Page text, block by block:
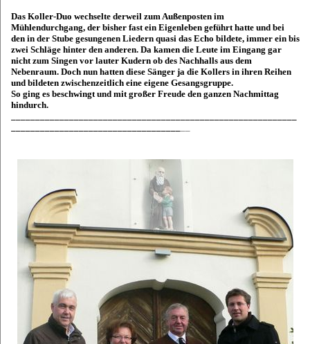
Das Koller-Duo wechselte derweil zum Außenposten im
Mühlendurchgang, der bisher fast ein Eigenleben geführt hatte und bei
den in der Stube gesungenen Liedern quasi das Echo bildete, immer ein bis
zwei Schläge hinter den anderen. Da kamen die Leute im Eingang gar
nicht zum Singen vor lauter Kudern ob des Nachhalls aus dem
Nebenraum. Doch nun hatten diese Sänger ja die Kollers in ihren Reihen
und bildeten zwischenzeitlich eine eigene Gesangsgruppe.
So ging es beschwingt und mit großer Freude den ganzen Nachmittag
hindurch.